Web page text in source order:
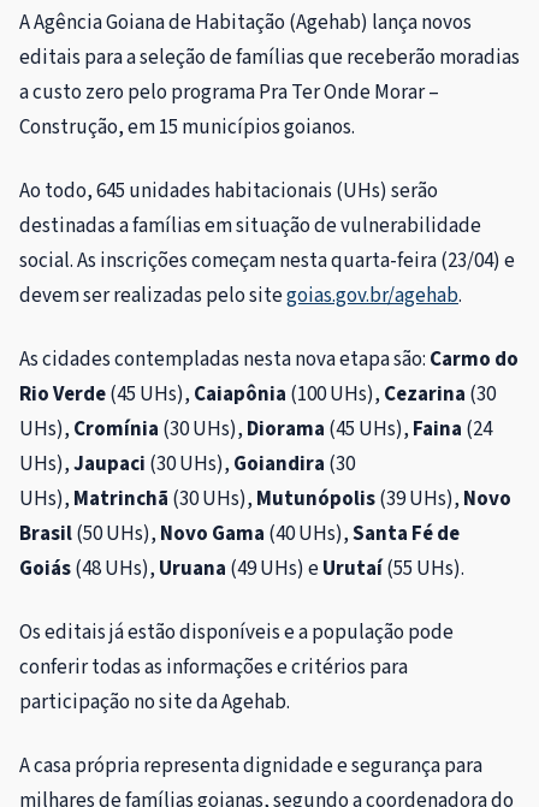
A Agência Goiana de Habitação (Agehab) lança novos
editais para a seleção de famílias que receberão moradias
a custo zero pelo programa Pra Ter Onde Morar –
Construção, em 15 municípios goianos.
Ao todo, 645 unidades habitacionais (UHs) serão
destinadas a famílias em situação de vulnerabilidade
social. As inscrições começam nesta quarta-feira (23/04) e
devem ser realizadas pelo sitegoias.gov.br/agehab.
As cidades contempladas nesta nova etapa são: Carmo do
Rio Verde(45 UHs), Caiapônia (100 UHs), Cezarina (30
UHs), Cromínia (30 UHs), Diorama (45 UHs), Faina (24
UHs),Jaupaci (30 UHs), Goiandira (30
UHs), Matrinchã (30 UHs), Mutunópolis(39 UHs), Novo
Brasil(50 UHs), Novo Gama (40 UHs),Santa Fé de
Goiás(48 UHs), Uruana (49 UHs) eUrutaí(55 UHs).
Os editais já estão disponíveis e a população pode
conferir todas as informações e critérios para
participação no site da Agehab.
A casa própria representa dignidade e segurança para
milhares de famílias goianas, segundo a coordenadora do